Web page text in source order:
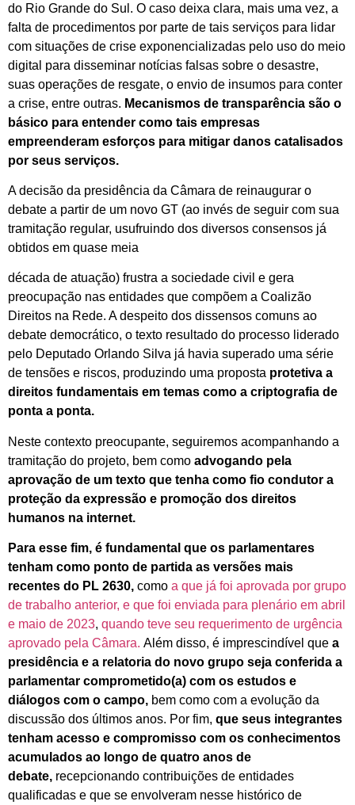
do Rio Grande do Sul. O caso deixa clara, mais uma vez, a
falta de procedimentos por parte de tais serviços para lidar
com situações de crise exponencializadas pelo uso do meio
digital para disseminar notícias falsas sobre o desastre,
suas operações de resgate, o envio de insumos para conter
a crise, entre outras. Mecanismos de transparência são o
básico para entender como tais empresas
empreenderam esforços para mitigar danos catalisados
por seus serviços.
A decisão da presidência da Câmara de reinaugurar o
debate a partir de um novo GT (ao invés de seguir com sua
tramitação regular, usufruindo dos diversos consensos já
obtidos em quase meia
década de atuação) frustra a sociedade civil e gera
preocupação nas entidades que compõem a Coalizão
Direitos na Rede. A despeito dos dissensos comuns ao
debate democrático, o texto resultado do processo liderado
pelo Deputado Orlando Silva já havia superado uma série
de tensões e riscos, produzindo uma proposta protetiva a
direitos fundamentais em temas como a criptografia de
ponta a ponta.
Neste contexto preocupante, seguiremos acompanhando a
tramitação do projeto, bem como advogando pela
aprovação de um texto que tenha como fio condutor a
proteção da expressão e promoção dos direitos
humanos na internet.
Para esse fim, é fundamental que os parlamentares
tenham como ponto de partida as versões mais
recentes do PL 2630, como a que já foi aprovada por grupo
de trabalho anterior, e que foi enviada para plenário em abril
e maio de 2023, quando teve seu requerimento de urgência
aprovado pela Câmara. Além disso, é imprescindível que a
presidência e a relatoria do novo grupo seja conferida a
parlamentar comprometido(a) com os estudos e
diálogos com o campo, bem como com a evolução da
discussão dos últimos anos. Por fim, que seus integrantes
tenham acesso e compromisso com os conhecimentos
acumulados ao longo de quatro anos de
debate, recepcionando contribuições de entidades
qualificadas e que se envolveram nesse histórico de